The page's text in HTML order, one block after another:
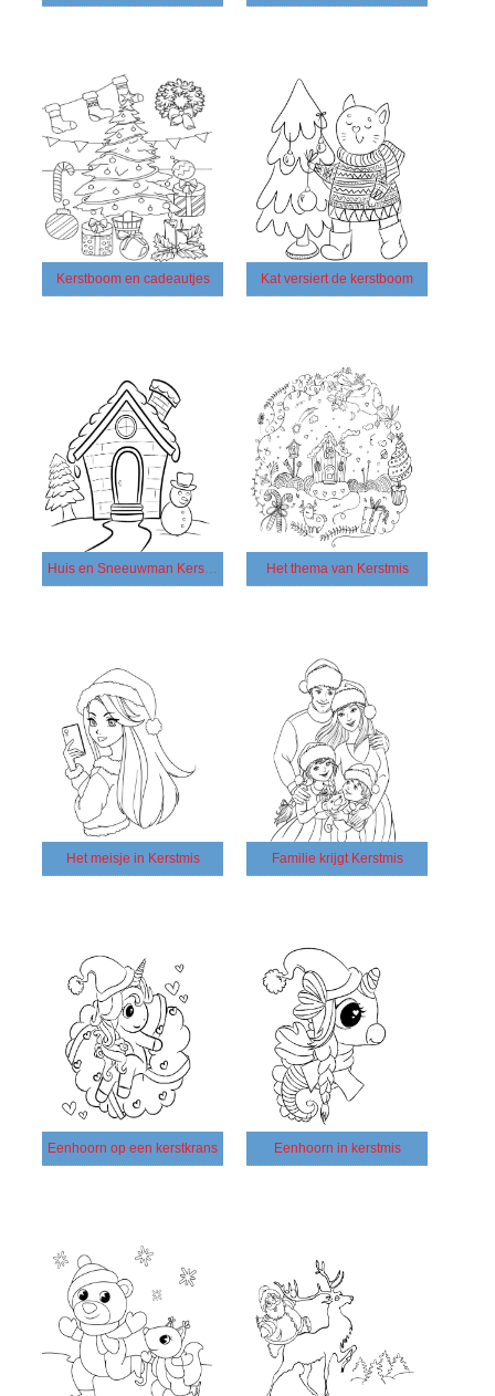
Kerstboom en cadeautjes Kat versiert de kerstboom
Huis en Sneeuwman Kerstmis Het thema van Kerstmis
Het meisje in Kerstmis Familie krijgt Kerstmis
Eenhoorn op een kerstkrans Eenhoorn in kerstmis